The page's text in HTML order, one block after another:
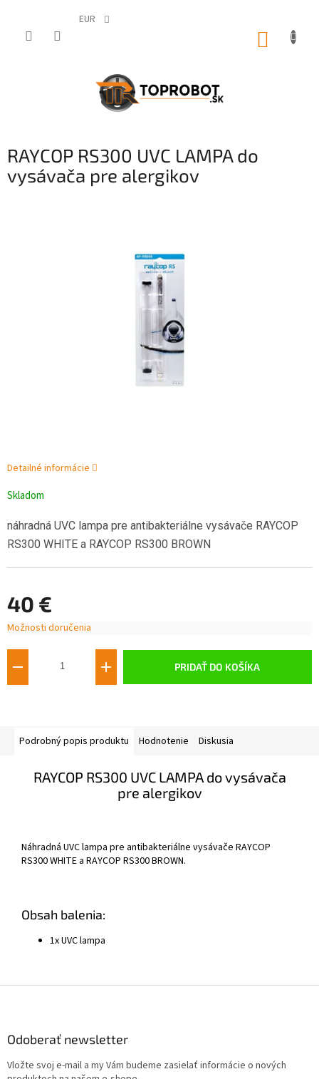
EUR
RAYCOP RS300 UVC LAMPA do
vysávača pre alergikov
40 €
Jednotková
Skladom
Možnosti doručenia
PRIDAŤ DO KOŠÍKA
náhradná UVC lampa pre antibakteriálne vysávače RAYCOP
RS300 WHITE a RAYCOP RS300 BROWN
Detailné informácie
Podrobný popis produktu Hodnotenie Diskusia
RAYCOP RS300 UVC LAMPA do vysávača
pre alergikov
Náhradná UVC lampa pre antibakteriálne vysávače RAYCOP
RS300 WHITE a RAYCOP RS300 BROWN.
Obsah balenia:
1x UVC lampa
Odoberať newsletter
Vložte svoj e-mail a my Vám budeme zasielať informácie o nových